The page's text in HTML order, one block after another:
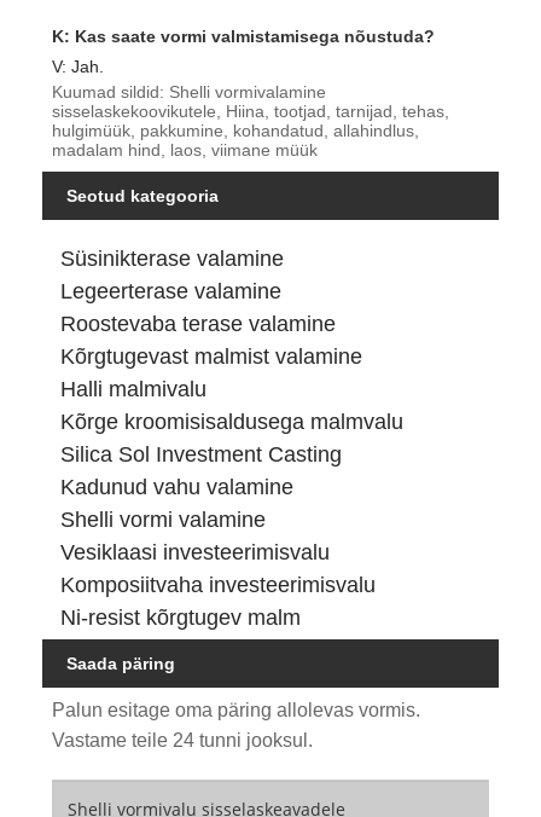
K: Kas saate vormi valmistamisega nõustuda?
V: Jah.
Kuumad sildid: Shelli vormivalamine
sisselaskekoovikutele, Hiina, tootjad, tarnijad, tehas,
hulgimüük, pakkumine, kohandatud, allahindlus,
madalam hind, laos, viimane müük
Seotud kategooria
Süsinikterase valamine
Legeerterase valamine
Roostevaba terase valamine
Kõrgtugevast malmist valamine
Halli malmivalu
Kõrge kroomisisaldusega malmvalu
Silica Sol Investment Casting
Kadunud vahu valamine
Shelli vormi valamine
Vesiklaasi investeerimisvalu
Komposiitvaha investeerimisvalu
Ni-resist kõrgtugev malm
Saada päring
Palun esitage oma päring allolevas vormis.
Vastame teile 24 tunni jooksul.